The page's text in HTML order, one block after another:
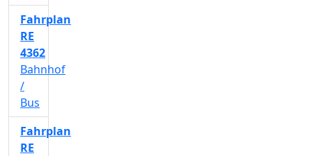
Fahrplan
RE
4362
Bahnhof
/
Bus
Fahrplan
RE